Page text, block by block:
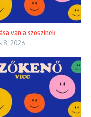
van a szöszinek
8, 2026